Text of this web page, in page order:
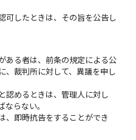
可したときは、その旨を公告し
ある者は、前条の規定による公
、裁判所に対して、異議を申し
認めるときは、管理人に対し
ならない。
、即時抗告をすることができ